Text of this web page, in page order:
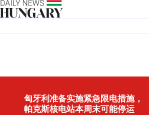
Skip to content
匈牙利准备实施紧急限电措施，
帕克斯核电站本周末可能停运